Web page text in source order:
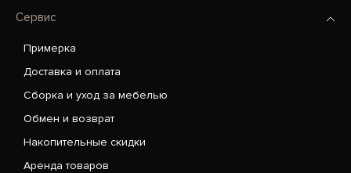
Сервис
Примерка
Доставка и оплата
Сборка и уход за мебелью
Обмен и возврат
Накопительные скидки
Аренда товаров